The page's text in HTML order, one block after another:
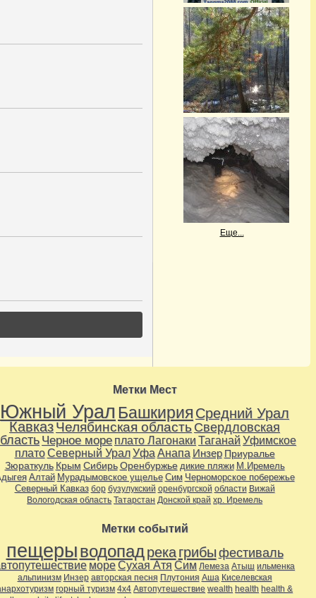
Еще...
Метки Мест
Южный Урал БашкирияСредний Урал
КавказЧелябинская область Свердловская
Черное море плато ЛагонакиТаганайУфимское
платоСеверный УралУфа Анапа Инзер Приуралье
Зюраткуль Крым Сибирь Оренбуржье дикие пляжи М.Иремель
Алтай Мурадымовское ущелье Сим Черноморское побережье
Северный Кавказ бор бузулукский оренбургской области Вижай
Вологодская область Татарстан Донской край хр. Иремель
Метки событий
пещерыводопад река грибыфестиваль
мореСухая АтяСим Лемеза Атыш ильменка
альпинизм Инзер авторская песня Плутония Аша Киселевская
горный туризм 4х4 Автопутешествие wealth health health &